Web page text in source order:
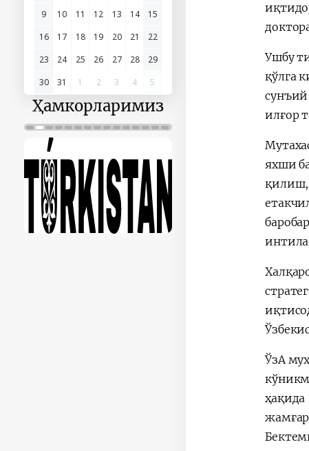
9
10 11 12 13 14
15
16
17 18 19 20 21
22
23
24 25 26 27 28
29
30
31 1 2 3 4 5
Ҳамкорларимиз
Ушбу
қўлга
илғор
яхши
қилиш,
ЎзА